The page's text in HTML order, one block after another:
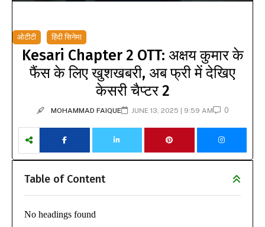
ओटीटी हिंदी सिनेमा
Kesari Chapter 2 OTT: अक्षय कुमार के
फैंस के लिए खुशखबरी, अब फ्री में देखिए
केसरी चैप्टर 2
MOHAMMAD FAIQUE JUNE 13, 2025 | 9:59 AM 0
Table of Content
No headings found